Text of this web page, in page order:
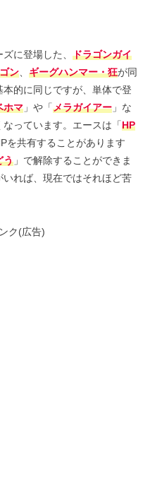
に登場した、 ドラゴンガイ
ン、 ギーグハンマー・狂が同
的に同じですが、単体で登
ホマ 」や「メラガイアー 」な
っています。エースは「HP
を共有することがあります
う 」で解除することができま
れば、現在ではそれほど苦
ク(広告)